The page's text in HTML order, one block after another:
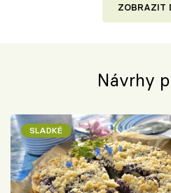
ZOBRAZIT
Návrhy
SLADKÉ